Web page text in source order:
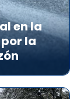
en la
la